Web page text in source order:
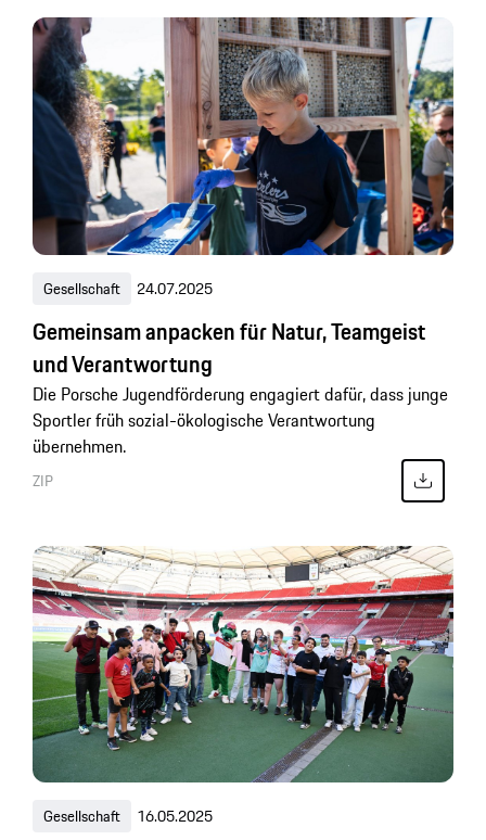
Gesellschaft 24.07.2025
Gemeinsam anpacken für Natur, Teamgeist
und Verantwortung
Die Porsche Jugendförderung engagiert dafür, dass junge
Sportler früh sozial-ökologische Verantwortung
übernehmen.
ZIP
Gesellschaft 16.05.2025